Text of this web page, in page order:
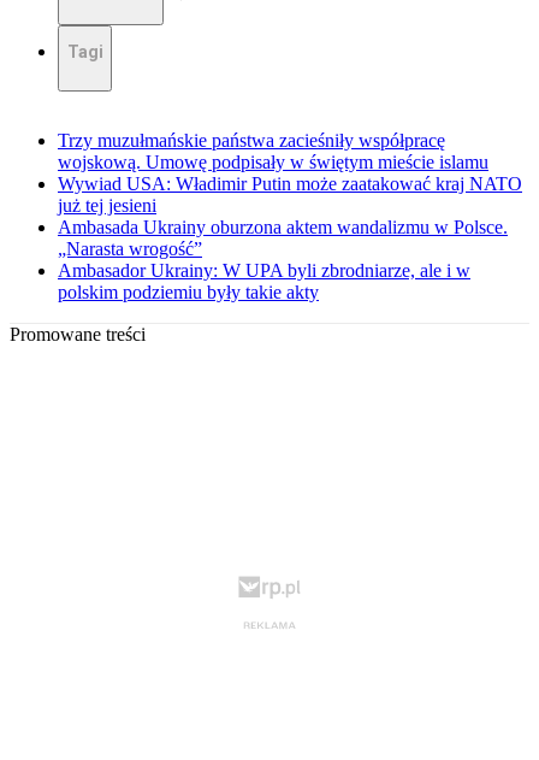
Tagi
Trzy muzułmańskie państwa zacieśniły współpracę
wojskową. Umowę podpisały w świętym mieście islamu
Wywiad USA: Władimir Putin może zaatakować kraj NATO
już tej jesieni
Ambasada Ukrainy oburzona aktem wandalizmu w Polsce.
„Narasta wrogość”
Ambasador Ukrainy: W UPA byli zbrodniarze, ale i w
polskim podziemiu były takie akty
Promowane treści